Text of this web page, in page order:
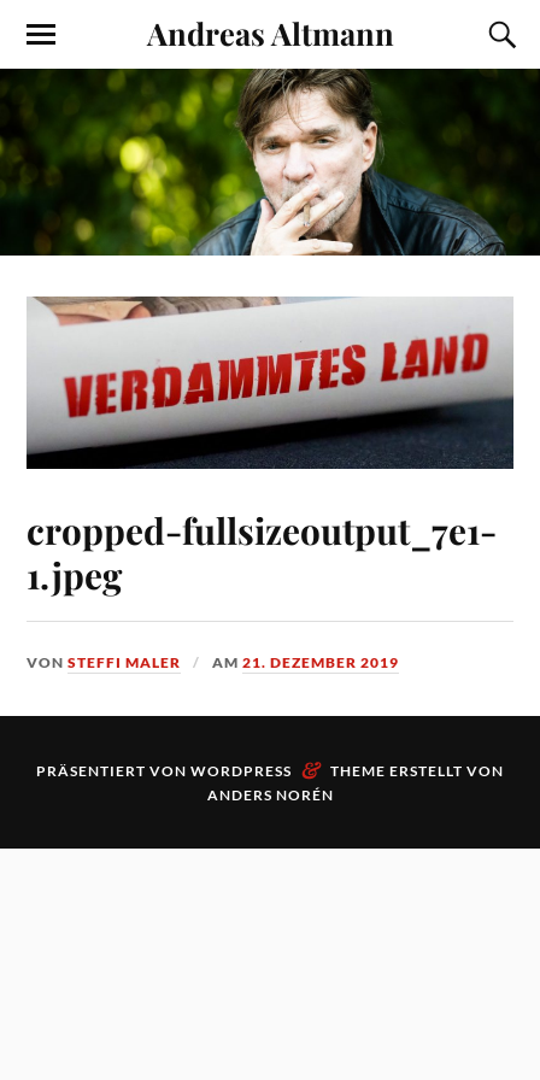
Andreas Altmann
cropped-fullsizeoutput_7e1-
1.jpeg
VONSTEFFI MALER AM21. DEZEMBER 2019
PRÄSENTIERT VON WORDPRESS & THEME ERSTELLT VON
ANDERS NORÉN